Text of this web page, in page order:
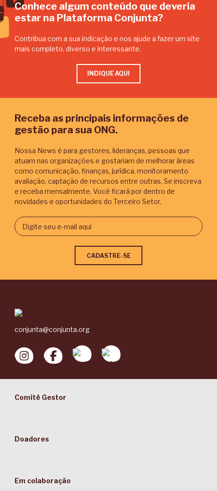
Conhece algum conteúdo que deveria
estar na Plataforma Conjunta?
Contribua com a sua indicação e nos ajude a fazer um site
mais completo, diverso e interessante.
INDIQUE AQUI
Receba as principais informações de
gestão para sua ONG.
Nossa News é para gestores, lideranças, pessoas que
atuam nas organizações e gostariam de melhorar áreas
como comunicação, finanças, jurídica, monitoramento
avaliação, captação de recursos entre outras. Se inscreva
e receba mensalmente. Você ficará por dentro de
novidades e oportunidades do Terceiro Setor.
conjunta@conjunta.org
Comitê Gestor
Doadores
Em colaboração